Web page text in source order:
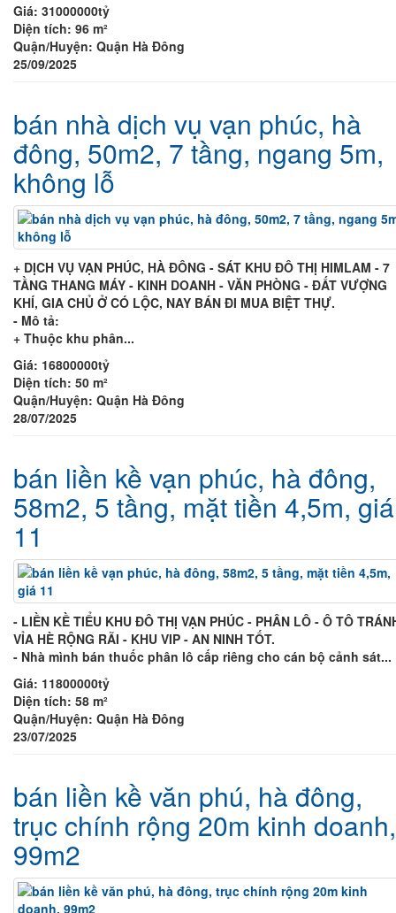
Giá: 31000000tỷ
Diện tích: 96 m²
Quận/Huyện: Quận Hà Đông
25/09/2025
bán nhà dịch vụ vạn phúc, hà
đông, 50m2, 7 tầng, ngang 5m,
không lỗ
+ DỊCH VỤ VẠN PHÚC, HÀ ĐÔNG - SÁT KHU ĐÔ THỊ HIMLAM - 7
TẦNG THANG MÁY - KINH DOANH - VĂN PHÒNG - ĐẤT VƯỢNG
KHÍ, GIA CHỦ Ở CÓ LỘC, NAY BÁN ĐI MUA BIỆT THỰ.
- Mô tả:
+ Thuộc khu phân...
Giá: 16800000tỷ
Diện tích: 50 m²
Quận/Huyện: Quận Hà Đông
28/07/2025
bán liền kề vạn phúc, hà đông,
58m2, 5 tầng, mặt tiền 4,5m, giá
11
- LIỀN KỀ TIỂU KHU ĐÔ THỊ VẠN PHÚC - PHÂN LÔ - Ô TÔ
VỈA HÈ RỘNG RÃI - KHU VIP - AN NINH TỐT.
- Nhà mình bán thuốc phân lô cấp riêng cho cán bộ cảnh sát...
Giá: 11800000tỷ
Diện tích: 58 m²
Quận/Huyện: Quận Hà Đông
23/07/2025
bán liền kề văn phú, hà đông,
trục chính rộng 20m kinh doanh,
99m2